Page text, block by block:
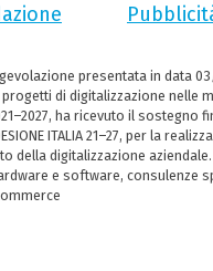
presentata in data
di digitalizzazione nelle
ha ricevuto il sostegno
ITALIA 21–27, per la
digitalizzazione aziendale.
e software, consulenze